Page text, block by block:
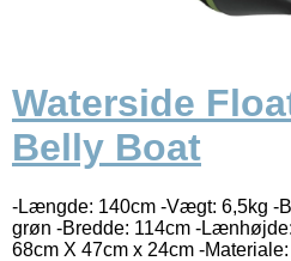
Waterside
Belly Boat
-Længde: 140cm -Vægt: 6,5kg -
grøn -Bredde: 114cm -
68cm X 47cm x 24cm -